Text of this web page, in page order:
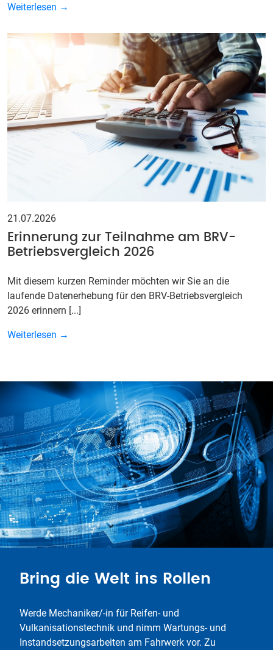
Weiterlesen →
Erinnerung zur Teilnahme am BRV-
Betriebsvergleich 2026
21.07.2026
Mit diesem kurzen Reminder möchten wir Sie an die
laufende Datenerhebung für den BRV-Betriebsvergleich
2026 erinnern [...]
Weiterlesen →
Bring die Welt ins Rollen
Werde Mechaniker/-in für Reifen- und
Vulkanisationstechnik und nimm Wartungs- und
Instandsetzungsarbeiten am Fahrwerk vor. Zu